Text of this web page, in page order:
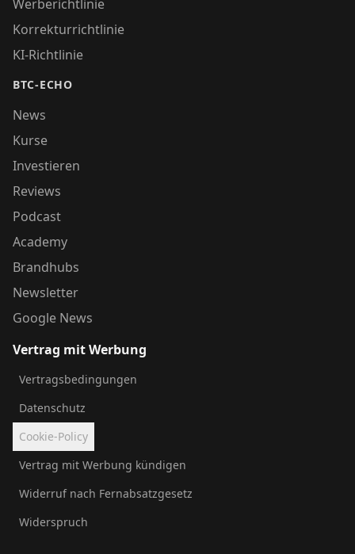
Werberichtlinie
Korrekturrichtlinie
KI-Richtlinie
BTC-ECHO
News
Kurse
Investieren
Reviews
Podcast
Academy
Brandhubs
Newsletter
Google News
Vertrag mit Werbung
Vertragsbedingungen
Datenschutz
Cookie-Policy
Vertrag mit Werbung kündigen
Widerruf nach Fernabsatzgesetz
Widerspruch